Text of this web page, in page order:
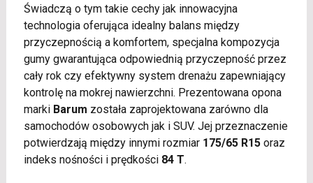
Świadczą o tym takie cechy jak innowacyjna
technologia oferująca idealny balans między
przyczepnością a komfortem, specjalna kompozycja
gumy gwarantująca odpowiednią przyczepność przez
cały rok czy efektywny system drenażu zapewniający
kontrolę na mokrej nawierzchni. Prezentowana opona
marki Barum została zaprojektowana zarówno dla
samochodów osobowych jak i SUV. Jej przeznaczenie
potwierdzają między innymi rozmiar 175/65 R15oraz
indeks nośności i prędkości 84 T.